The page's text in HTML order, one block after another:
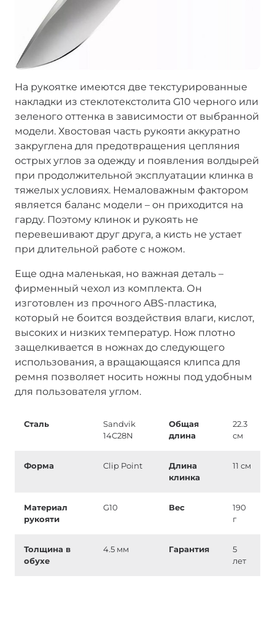
На рукоятке имеются две текстурированные
накладки из стеклотекстолита G10 черного или
зеленого оттенка в зависимости от выбранной
модели. Хвостовая часть рукояти аккуратно
закруглена для предотвращения цепляния
острых углов за одежду и появления волдырей
при продолжительной эксплуатации клинка в
тяжелых условиях. Немаловажным фактором
является баланс модели – он приходится на
гарду. Поэтому клинок и рукоять не
перевешивают друг друга, а кисть не устает
при длительной работе с ножом.
Еще одна маленькая, но важная деталь –
фирменный чехол из комплекта. Он
изготовлен из прочного ABS-пластика,
который не боится воздействия влаги, кислот,
высоких и низких температур. Нож плотно
защелкивается в ножнах до следующего
использования, а вращающаяся клипса для
ремня позволяет носить ножны под удобным
для пользователя углом.
Сталь
Sandvik
14C28N
Общая
длина
22.3
см
Форма Clip Point
Длина
клинка
11 см
Материал
рукояти
G10 Вес
190
г
Толщина в
обухе
4.5 мм Гарантия
5
лет